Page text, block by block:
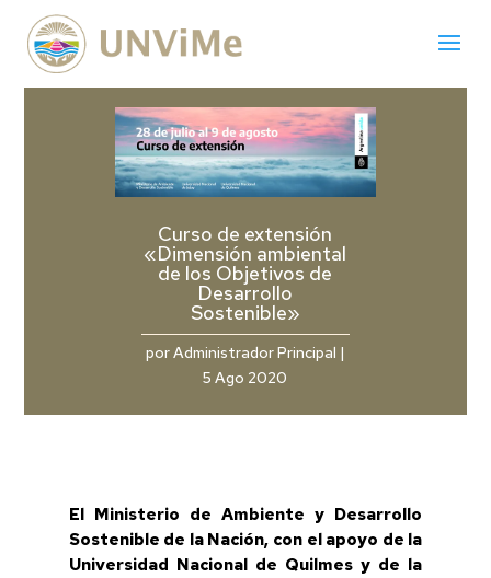
Curso de extensión
«Dimensión ambiental
de los Objetivos de
Desarrollo
Sostenible»
porAdministrador Principal |
5 Ago 2020
El Ministerio de Ambiente y Desarrollo
Sostenible de la Nación, con el apoyo de la
Universidad Nacional de Quilmes y de la